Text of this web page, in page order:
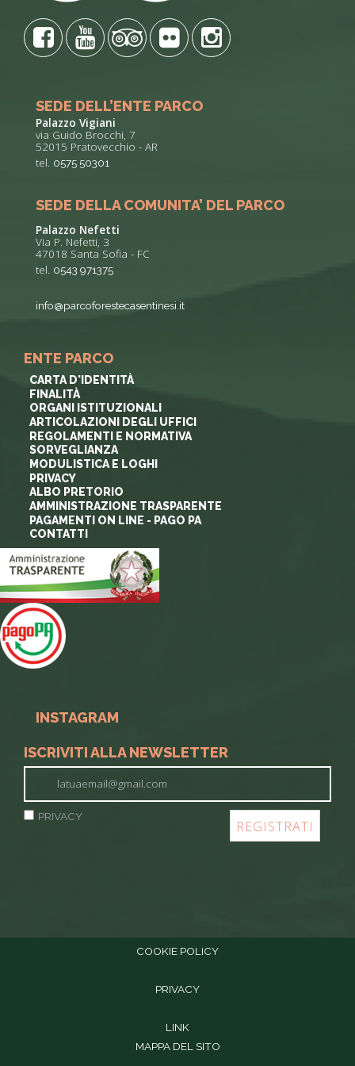
SEDE DELL’ENTE PARCO
Palazzo Vigiani
via Guido Brocchi, 7
52015 Pratovecchio - AR
tel. 0575 50301
SEDE DELLA COMUNITA’ DEL PARCO
Palazzo Nefetti
Via P. Nefetti, 3
47018 Santa Sofia - FC
tel. 0543 971375
info@parcoforestecasentinesi.it
ENTE PARCO
CARTA D'IDENTITÀ
FINALITÀ
ORGANI ISTITUZIONALI
ARTICOLAZIONI DEGLI UFFICI
REGOLAMENTI E NORMATIVA
SORVEGLIANZA
MODULISTICA E LOGHI
PRIVACY
ALBO PRETORIO
AMMINISTRAZIONE TRASPARENTE
PAGAMENTI ON LINE - PAGO PA
CONTATTI
INSTAGRAM
ISCRIVITI ALLA NEWSLETTER
PRIVACY
COOKIE POLICY
PRIVACY
LINK
MAPPA DEL SITO